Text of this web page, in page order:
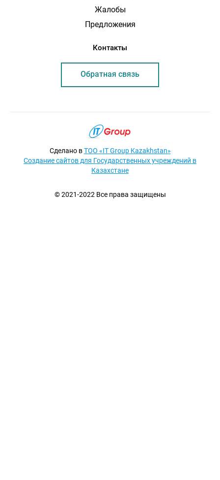
Жалобы
Предложения
Контакты
Обратная связь
Сделано вТОО «IT Group Kazakhstan»
Создание сайтов для Государственных учреждений в
Казахстане
© 2021-2022 Все права защищены